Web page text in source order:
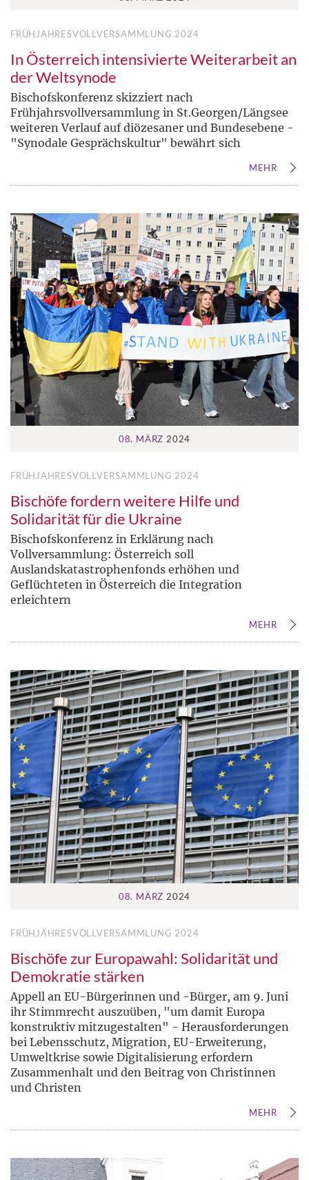
FRÜHJAHRESVOLLVERSAMMLUNG 2024
In Österreich intensivierte Weiterarbeit an
der Weltsynode
Bischofskonferenz skizziert nach
Frühjahrsvollversammlung in St.Georgen/Längsee
weiteren Verlauf auf diözesaner und Bundesebene -
"Synodale Gesprächskultur" bewährt sich
MEHR
08. MÄRZ 2024
FRÜHJAHRESVOLLVERSAMMLUNG 2024
Bischöfe fordern weitere Hilfe und
Solidarität für die Ukraine
Bischofskonferenz in Erklärung nach
Vollversammlung: Österreich soll
Auslandskatastrophenfonds erhöhen und
Geflüchteten in Österreich die Integration
erleichtern
MEHR
08. MÄRZ 2024
FRÜHJAHRESVOLLVERSAMMLUNG 2024
Bischöfe zur Europawahl: Solidarität und
Demokratie stärken
Appell an EU-Bürgerinnen und -Bürger, am 9. Juni
ihr Stimmrecht auszuüben, "um damit Europa
konstruktiv mitzugestalten" - Herausforderungen
bei Lebensschutz, Migration, EU-Erweiterung,
Umweltkrise sowie Digitalisierung erfordern
Zusammenhalt und den Beitrag von Christinnen
und Christen
MEHR